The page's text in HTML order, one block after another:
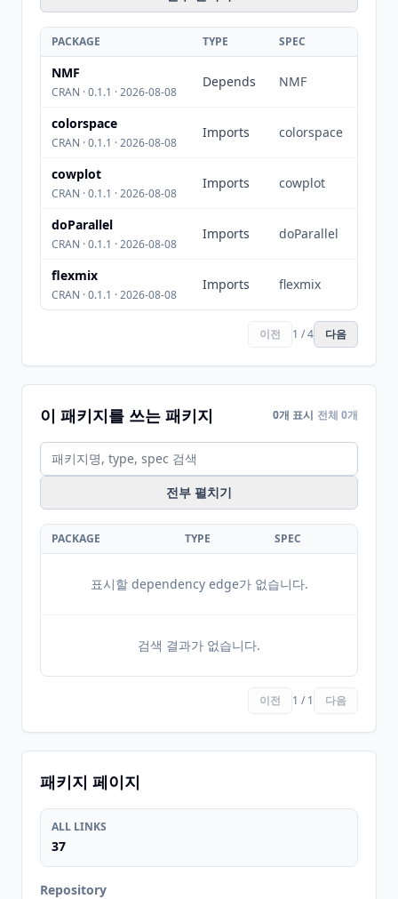
PACKAGE TYPE SPEC
NMF
CRAN · 0.1.1 · 2026-08-08
Depends NMF
colorspace
CRAN · 0.1.1 · 2026-08-08
Imports colorspace
cowplot
CRAN · 0.1.1 · 2026-08-08
Imports cowplot
doParallel
CRAN · 0.1.1 · 2026-08-08
Imports doParallel
flexmix
CRAN · 0.1.1 · 2026-08-08
Imports flexmix
이전 1 / 4 다음
이 패키지를 쓰는 패키지 0개 표시 전체 0개
전부 펼치기
PACKAGE TYPE SPEC
표시할 dependency edge가 없습니다.
검색 결과가 없습니다.
이전 1 / 1 다음
패키지 페이지
ALL LINKS
37
Repository